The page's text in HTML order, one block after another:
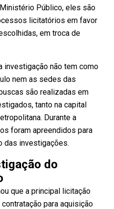
Público, eles são
licitatórios em favor
em troca de
investigação não tem como
nem as sedes das
são realizadas em
tanto na capital
Durante a
foram apreendidos para
das investigações.
do
que a principal licitação
para aquisição